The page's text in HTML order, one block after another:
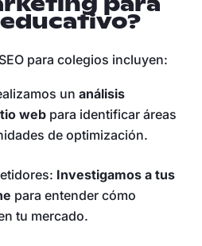
para colegios incluyen:
unanálisis
web para identificar áreas
de optimización.
Investigamos a tus
para entender cómo
tu mercado.